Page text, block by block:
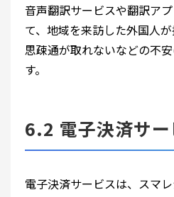
音声翻訳サービスや翻訳ア
て、地域を来訪した外国人
思疎通が取れないなどの不
す。
6.2 電子決済サー
電子決済サービスは、スマ